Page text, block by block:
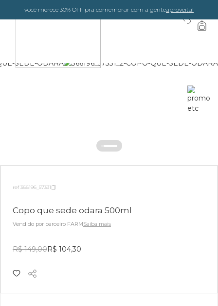
você merece 30% OFF pra comemorar com a genteaproveita!
ref 366196_57331
Copo que sede odara 500ml
Vendido por parceiro FARMSaiba mais
R$ 149,00R$ 104,30